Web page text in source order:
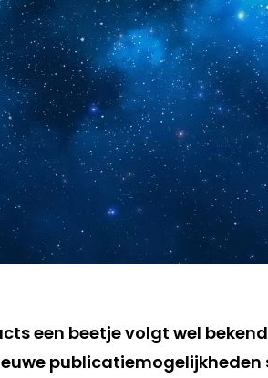
een beetje volgt wel
publicatiemogelijkheden